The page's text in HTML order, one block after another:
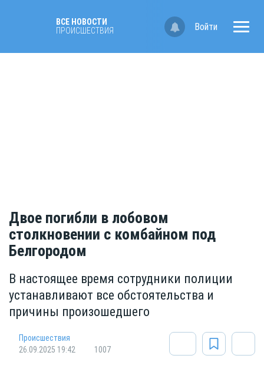
ВСЕ НОВОСТИ
ПРОИСШЕСТВИЯ
Войти
Двое погибли в лобовом
столкновении с комбайном под
Белгородом
В настоящее время сотрудники полиции
устанавливают все обстоятельства и
причины произошедшего
Происшествия
26.09.2025 19:42
1007